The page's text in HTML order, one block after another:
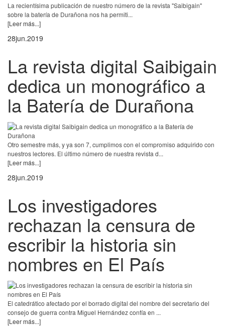
La recientísima publicación de nuestro número de la revista "Saibigain"
sobre la batería de Durañona nos ha permiti...
[Leer más...]
28jun.2019
La revista digital Saibigain
dedica un monográfico a
la Batería de Durañona
Otro semestre más, y ya son 7, cumplimos con el compromiso adquirido con
nuestros lectores. El último número de nuestra revista d...
[Leer más...]
28jun.2019
Los investigadores
rechazan la censura de
escribir la historia sin
nombres en El País
El catedrático afectado por el borrado digital del nombre del secretario del
consejo de guerra contra Miguel Hernández confía en ...
[Leer más...]